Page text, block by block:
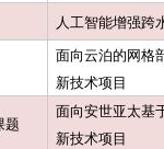
人工智能增强跨
面向云泊的网格
新技术项目
题
面向安世亚太基
新技术项目